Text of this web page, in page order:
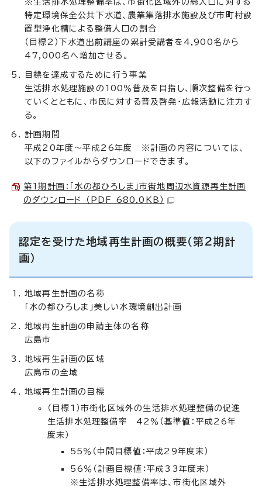
特定環境保全公共下水道、農業集落排水施設及び市町村設
置型浄化槽による整備人口の割合
（目標2）下水道出前講座の累計受講者を4,900名から
47,000名へ増加させる。
目標を達成するために行う事業
生活排水処理施設の100％普及を目指し、順次整備を行っ
ていくとともに、市民に対する普及啓発・広報活動に注力す
る。
計画期間
平成20年度～平成26年度 ※計画の内容については、
以下のファイルからダウンロードできます。
第1期計画：「水の都ひろしま」市街地周辺水資源再生計画
のダウンロード （PDF 680.0KB）
認定を受けた地域再生計画の概要（第2期計
画）
地域再生計画の名称
「水の都ひろしま」美しい水環境創出計画
地域再生計画の申請主体の名称
広島市
地域再生計画の区域
広島市の全域
地域再生計画の目標
（目標1）市街化区域外の生活排水処理整備の促進
生活排水処理整備率 42％（基準値：平成26年
度末）
55％（中間目標値：平成29年度末）
56％（計画目標値：平成33年度末）
※生活排水処理整備率は、市街化区域外